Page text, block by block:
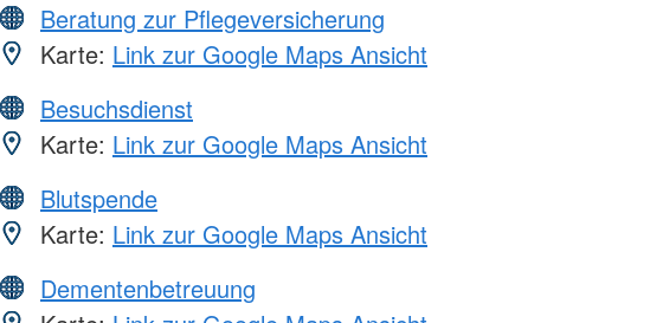
Beratung zur Pflegeversicherung
Karte: Link zur Google Maps Ansicht
Besuchsdienst
Karte: Link zur Google Maps Ansicht
Blutspende
Karte: Link zur Google Maps Ansicht
Dementenbetreuung